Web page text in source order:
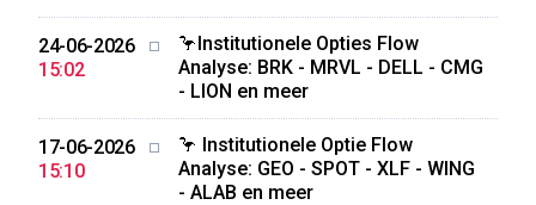
24-06-2026
15:02
🦩Institutionele Opties Flow
Analyse: BRK - MRVL - DELL - CMG
- LION en meer
17-06-2026
15:10
🦩 Institutionele Optie Flow
Analyse: GEO - SPOT - XLF - WING
- ALAB en meer